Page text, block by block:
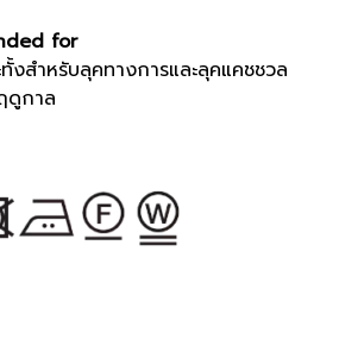
for
ทั้งสำหรับลุคทางการและลุคแคชชวล
ดูกาล